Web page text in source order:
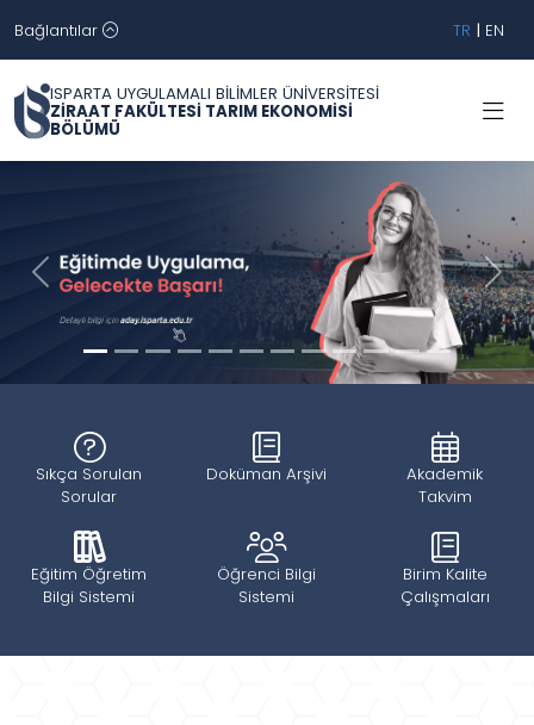
Bağlantılar TR | EN
ISPARTA UYGULAMALI BİLİMLER ÜNİVERSİTESİ
ZİRAAT FAKÜLTESİ TARIM EKONOMİSİ
BÖLÜMÜ
Geri İleri
Sıkça Sorulan
Sorular
Doküman Arşivi
Akademik
Takvim
Eğitim Öğretim
Bilgi Sistemi
Öğrenci Bilgi
Sistemi
Birim Kalite
Çalışmaları